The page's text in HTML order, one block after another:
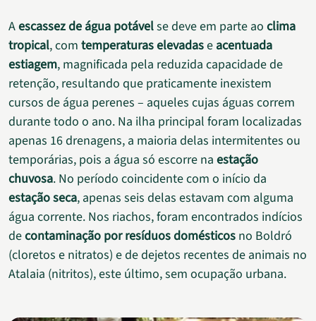
Aescassez de água potávelse deve em parte ao clima
tropical, com temperaturas elevadase acentuada
estiagem, magnificada pela reduzida capacidade de
retenção, resultando que praticamente inexistem
cursos de água perenes – aqueles cujas águas correm
durante todo o ano. Na ilha principal foram localizadas
apenas 16 drenagens, a maioria delas intermitentes ou
temporárias, pois a água só escorre na estação
chuvosa. No período coincidente com o início da
estação seca, apenas seis delas estavam com alguma
água corrente. Nos riachos, foram encontrados indícios
decontaminação por resíduos domésticos no Boldró
(cloretos e nitratos) e de dejetos recentes de animais no
Atalaia (nitritos), este último, sem ocupação urbana.